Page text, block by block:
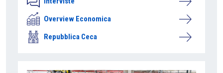
Overview Economica
Repubblica Ceca